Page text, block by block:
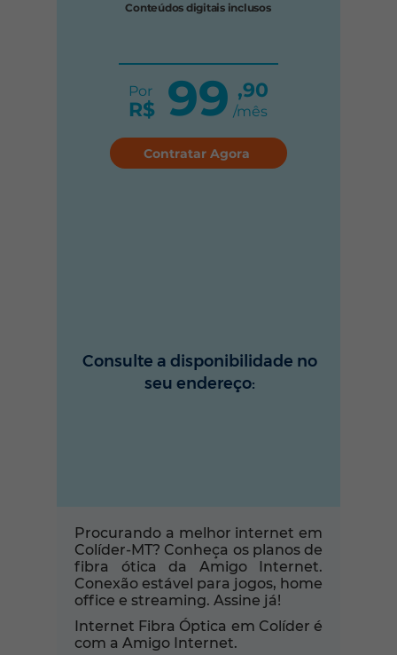
Conteúdos digitais inclusos
Por
R$ 99 ,90
/mês
Contratar Agora
Consulte a disponibilidade no
seu endereço:
Procurando a melhor internet em
Colíder-MT? Conheça os planos de
fibra ótica da Amigo Internet.
Conexão estável para jogos, home
office e streaming. Assine já!
Internet Fibra Óptica em Colíder é
com a Amigo Internet.